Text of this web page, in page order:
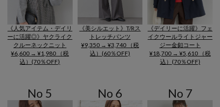
《人気アイテム・デイリ
ーに活躍◎》ヤクライク
クルーネックニット
¥6,600 → ¥1,980 （税
込）(70％OFF)
《美シルエット》T/Rス
トレッチパンツ
¥9,350 → ¥3,740 （税
込）(60％OFF)
《デイリーに活躍》フェ
イクウールライトジャー
ジー金釦コート
¥18,700 → ¥5,610 （税
込）(70％OFF)
No 5 No 6 No 7